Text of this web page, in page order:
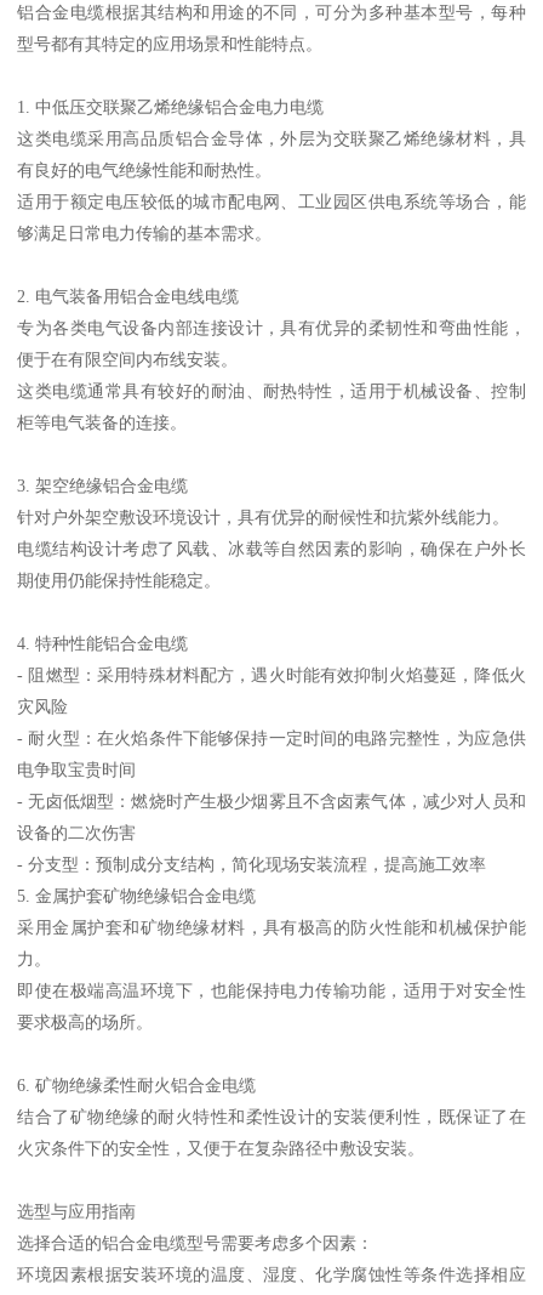
铝合金电缆根据其结构和用途的不同，可分为多种基本型号，每种
型号都有其特定的应用场景和性能特点。
1. 中低压交联聚乙烯绝缘铝合金电力电缆
这类电缆采用高品质铝合金导体，外层为交联聚乙烯绝缘材料，具
有良好的电气绝缘性能和耐热性。
适用于额定电压较低的城市配电网、工业园区供电系统等场合，能
够满足日常电力传输的基本需求。
2. 电气装备用铝合金电线电缆
专为各类电气设备内部连接设计，具有优异的柔韧性和弯曲性能，
便于在有限空间内布线安装。
这类电缆通常具有较好的耐油、耐热特性，适用于机械设备、控制
柜等电气装备的连接。
3. 架空绝缘铝合金电缆
针对户外架空敷设环境设计，具有优异的耐候性和抗紫外线能力。
电缆结构设计考虑了风载、冰载等自然因素的影响，确保在户外长
期使用仍能保持性能稳定。
4. 特种性能铝合金电缆
- 阻燃型：采用特殊材料配方，遇火时能有效抑制火焰蔓延，降低火
灾风险
- 耐火型：在火焰条件下能够保持一定时间的电路完整性，为应急供
电争取宝贵时间
- 无卤低烟型：燃烧时产生极少烟雾且不含卤素气体，减少对人员和
设备的二次伤害
- 分支型：预制成分支结构，简化现场安装流程，提高施工效率
5. 金属护套矿物绝缘铝合金电缆
采用金属护套和矿物绝缘材料，具有极高的防火性能和机械保护能
力。
即使在极端高温环境下，也能保持电力传输功能，适用于对安全性
要求极高的场所。
6. 矿物绝缘柔性耐火铝合金电缆
结合了矿物绝缘的耐火特性和柔性设计的安装便利性，既保证了在
火灾条件下的安全性，又便于在复杂路径中敷设安装。
选型与应用指南
选择合适的铝合金电缆型号需要考虑多个因素：
环境因素根据安装环境的温度、湿度、化学腐蚀性等条件选择相应